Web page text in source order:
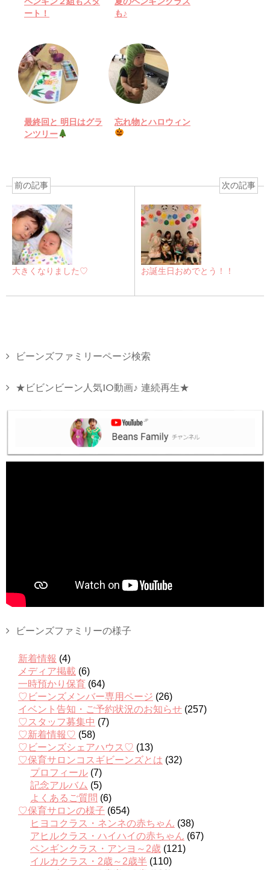
ート！
も♪
最終回と 明日はグラ
ンツリー
忘れ物とハロウィン
前の記事
大きくなりました♡
次の記事
お誕生日おめでとう！！
ビーンズファミリーページ検索
★ビビンビーン人気10動画♪ 連続再生★
ビーンズファミリーの様子
新着情報 (4)
メディア掲載 (6)
一時預かり保育 (64)
♡ビーンズメンバー専用ページ (26)
イベント告知・ご予約状況のお知らせ (257)
♡スタッフ募集中 (7)
♡新着情報♡ (58)
♡ビーンズシェアハウス♡ (13)
♡保育サロンコスギビーンズとは (32)
プロフィール (7)
記念アルバム (5)
よくあるご質問 (6)
♡保育サロンの様子 (654)
ヒヨコクラス・ネンネの赤ちゃん (38)
アヒルクラス・ハイハイの赤ちゃん (67)
ペンギンクラス・アンヨ～2歳 (121)
イルカクラス・2歳～2歳半 (110)